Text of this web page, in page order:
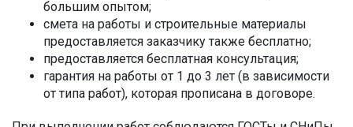
большим опытом;
смета на работы и строительные материалы
предоставляется заказчику также бесплатно;
предоставляется бесплатная консультация;
гарантия на работы от 1 до 3 лет (в зависимости
от типа работ), которая прописана в договоре.